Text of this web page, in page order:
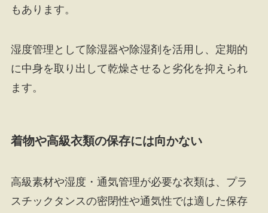
もあります。
湿度管理として除湿器や除湿剤を活用し、定期的
に中身を取り出して乾燥させると劣化を抑えられ
ます。
着物や高級衣類の保存には向かない
高級素材や湿度・通気管理が必要な衣類は、プラ
スチックタンスの密閉性や通気性では適した保存